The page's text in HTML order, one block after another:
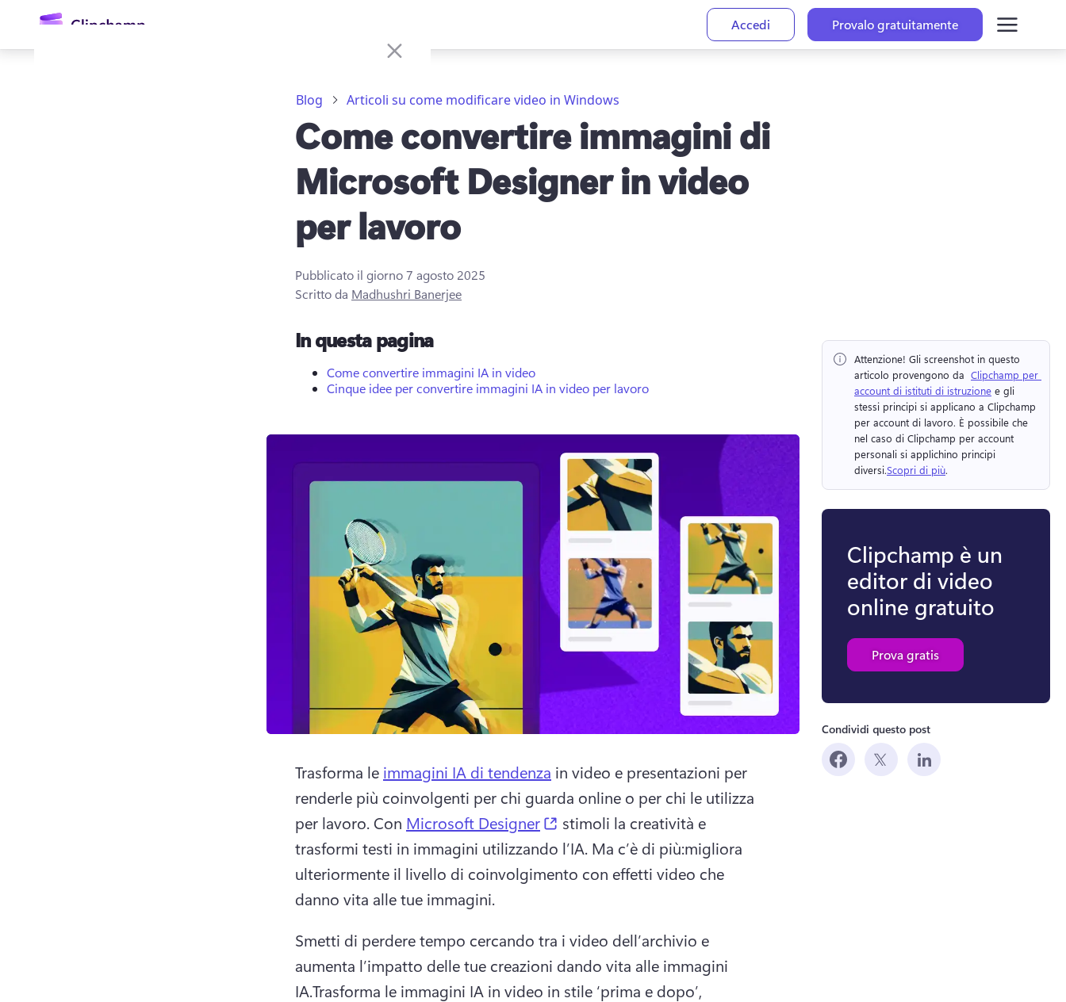
principale
Accedi Provalo gratuitamente
Blog Articoli su come modificare video in Windows
Come convertire immagini di
Microsoft Designer in video
per lavoro
Pubblicato il giorno7 agosto 2025
Scritto da Madhushri Banerjee
In questa pagina
Come convertire immagini IA in video
Cinque idee per convertire immagini IA in video per lavoro
Trasforma le immagini IA di tendenza in video e presentazioni per
renderle più coinvolgenti per chi guarda online o per chi le utilizza
per lavoro. Con Microsoft Designer (opens in a new tab)
stimoli la creatività e
trasformi testi in immagini utilizzando l’IA. Ma c’è di più:migliora
ulteriormente il livello di coinvolgimento con effetti video che
danno vita alle tue immagini.
Smetti di perdere tempo cercando tra i video dell’archivio e
aumenta l’impatto delle tue creazioni dando vita alle immagini
IA.Trasforma le immagini IA in video in stile ‘prima e dopo’,
Attenzione! Gli screenshot in questo
articolo provengono da ⁠ Clipchamp per
account di istituti di istruzione e gli
stessi principi si applicano a Clipchamp
per account di lavoro. È possibile che
nel caso di Clipchamp per account
personali si applichino principi
diversi.Scopri di più.
Clipchamp è un
editor di video
online gratuito
Prova gratis
Condividi questo post